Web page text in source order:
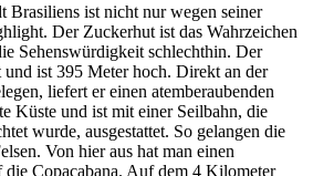
Brasiliens ist nicht nur wegen seiner
Der Zuckerhut ist das Wahrzeichen
Sehenswürdigkeit schlechthin. Der
und ist 395 Meter hoch. Direkt an der
liefert er einen atemberaubenden
Küste und ist mit einer Seilbahn, die
wurde, ausgestattet. So gelangen die
Von hier aus hat man einen
Copacabana. Auf dem 4 Kilometer